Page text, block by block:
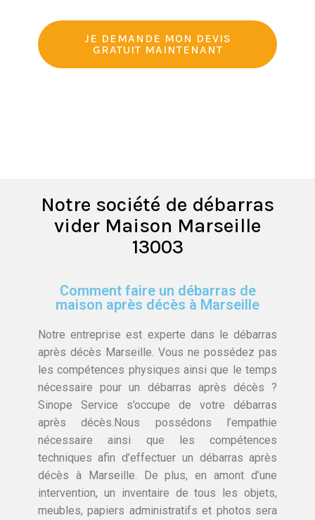
JE DEMANDE MON DEVIS
GRATUIT MAINTENANT
Notre société de débarras
vider Maison Marseille
13003
Comment faire un débarras de
maison après décès à Marseille
Notre entreprise est experte dans le débarras
après décès Marseille. Vous ne possédez pas
les compétences physiques ainsi que le temps
nécessaire pour un débarras après décès ?
Sinope Service s’occupe de votre débarras
après décès.Nous possédons l’empathie
nécessaire ainsi que les compétences
techniques afin d’effectuer un débarras après
décès à Marseille. De plus, en amont d’une
intervention, un inventaire de tous les objets,
meubles, papiers administratifs et photos sera